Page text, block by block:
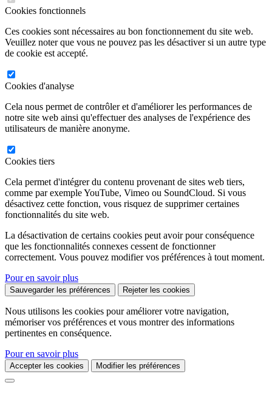
Cookies fonctionnels
Ces cookies sont nécessaires au bon fonctionnement du site web.
Veuillez noter que vous ne pouvez pas les désactiver si un autre type
de cookie est accepté.
Cookies d'analyse
Cela nous permet de contrôler et d'améliorer les performances de
notre site web ainsi qu'effectuer des analyses de l'expérience des
utilisateurs de manière anonyme.
Cookies tiers
Cela permet d'intégrer du contenu provenant de sites web tiers,
comme par exemple YouTube, Vimeo ou SoundCloud. Si vous
désactivez cette fonction, vous risquez de supprimer certaines
fonctionnalités du site web.
La désactivation de certains cookies peut avoir pour conséquence
que les fonctionnalités connexes cessent de fonctionner
correctement. Vous pouvez modifier vos préférences à tout moment.
Pour en savoir plus
Sauvegarder les préférences Rejeter les cookies
Nous utilisons les cookies pour améliorer votre navigation,
mémoriser vos préférences et vous montrer des informations
pertinentes en conséquence.
Pour en savoir plus
Accepter les cookies Modifier les préférences